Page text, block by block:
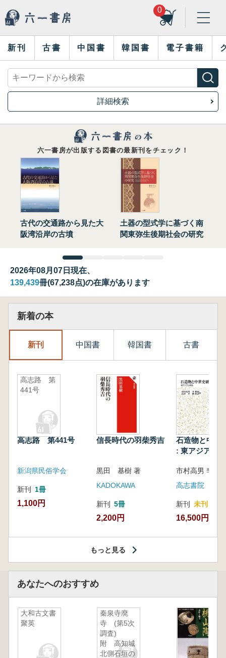
0
新刊 古書 中国書 韓国書 電子書籍
詳細検索
六一書房が出版する図書の最新刊をチェック！
古代の交通路から見た大
阪湾沿岸の古墳
土器の型式学に基づく南
関東弥生後期社会の研究
2026年08月07日現在、
139,439冊(67,238点)の在庫があります
新着の本
新刊 中国書 韓国書 古書
高志路 第
441号
高志路 第441号
新潟県民俗学会
新刊 1冊
1,100円
信長時代の羽柴秀吉
黒田 基樹 著
KADOKAWA
新刊 5冊
2,200円
石造物と中世
: 東アジアと
高志書院
新刊 未刊
16,500円
もっと見る
あなたへのおすすめ
大和古文書
聚英
秦泉寺廃
寺 (第5次
調査)
附 高知城
北側石垣の